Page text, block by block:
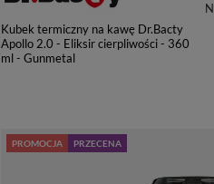
Kubek termiczny na kawę Dr.Bacty
Apollo 2.0 - Eliksir cierpliwości - 360
ml - Gunmetal
PROMOCJA PRZECENA